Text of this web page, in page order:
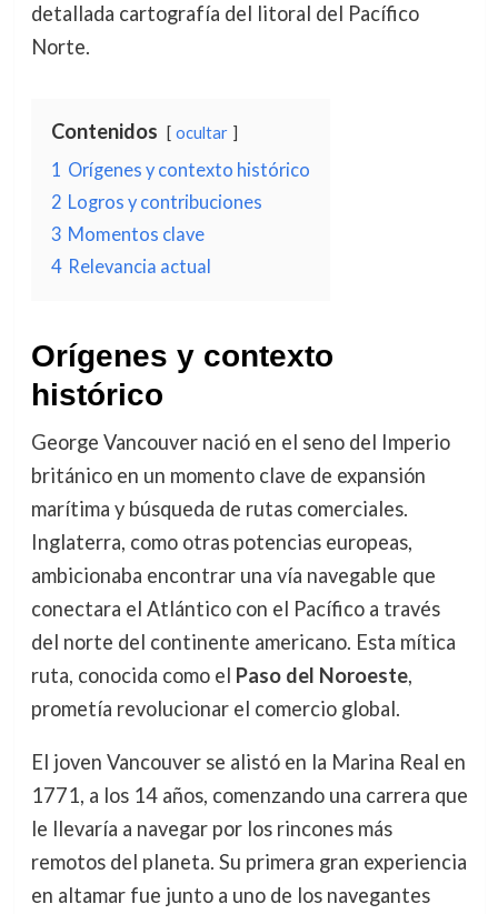
detallada cartografía del litoral del Pacífico
Norte.
Contenidos ocultar
1 Orígenes y contexto histórico
2 Logros y contribuciones
3 Momentos clave
4 Relevancia actual
Orígenes y contexto
histórico
George Vancouver nació en el seno del Imperio
británico en un momento clave de expansión
marítima y búsqueda de rutas comerciales.
Inglaterra, como otras potencias europeas,
ambicionaba encontrar una vía navegable que
conectara el Atlántico con el Pacífico a través
del norte del continente americano. Esta mítica
ruta, conocida como el Paso del Noroeste,
prometía revolucionar el comercio global.
El joven Vancouver se alistó en la Marina Real en
1771, a los 14 años, comenzando una carrera que
le llevaría a navegar por los rincones más
remotos del planeta. Su primera gran experiencia
en altamar fue junto a uno de los navegantes